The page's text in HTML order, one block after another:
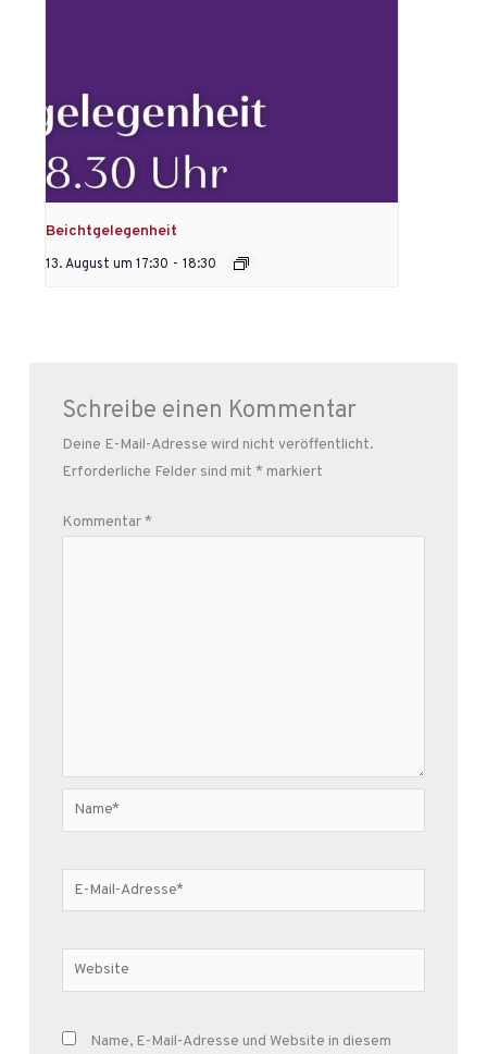
Beichtgelegenheit
13. August um 17:30 - 18:30
Schreibe einen Kommentar
Deine E-Mail-Adresse wird nicht veröffentlicht.
Erforderliche Felder sind mit * markiert
Kommentar*
Name*
E-
Mail-
Website
Name, E-Mail-Adresse und Website in diesem